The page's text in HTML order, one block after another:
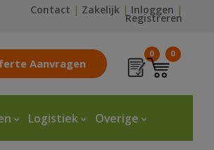
Contact | Zakelijk |Inloggen |
Registreren
Aanvragen
0 0
Logistiek Overige